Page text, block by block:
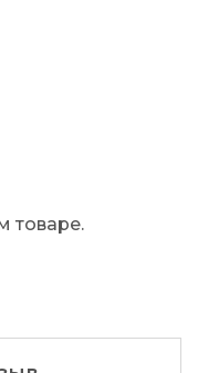
товаре.